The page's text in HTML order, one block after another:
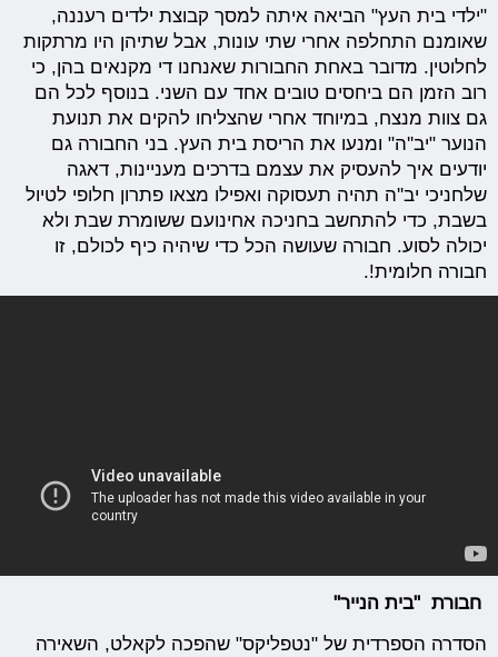
"ילדי בית העץ" הביאה איתה למסך קבוצת ילדים רעננה,
שאומנם התחלפה אחרי שתי עונות, אבל שתיהן היו מרתקות
לחלוטין. מדובר באחת החבורות שאנחנו די מקנאים בהן, כי
רוב הזמן הם ביחסים טובים אחד עם השני. בנוסף לכל הם
גם צוות מנצח, במיוחד אחרי שהצליחו להקים את תנועת
הנוער "יב''ה" ומנעו את הריסת בית העץ. בני החבורה גם
יודעים איך להעסיק את עצמם בדרכים מעניינות, דאגה
שלחניכי יב''ה תהיה תעסוקה ואפילו מצאו פתרון חלופי לטיול
בשבת, כדי להתחשב בחניכה אחינועם ששומרת שבת ולא
יכולה לסוע. חבורה שעושה הכל כדי שיהיה כיף לכולם, זו
חבורה חלומית!.
חבורת "בית הנייר"
הסדרה הספרדית של "נטפליקס" שהפכה לקאלט, השאירה